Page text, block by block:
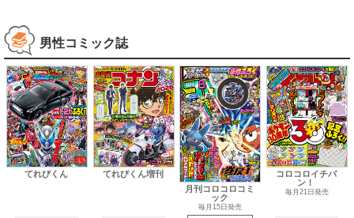
男性コミック誌
てれびくん てれびくん増刊
月刊コロコロコミ
ック
毎月15日発売
コロコロイチバ
ン！
毎月21日発売